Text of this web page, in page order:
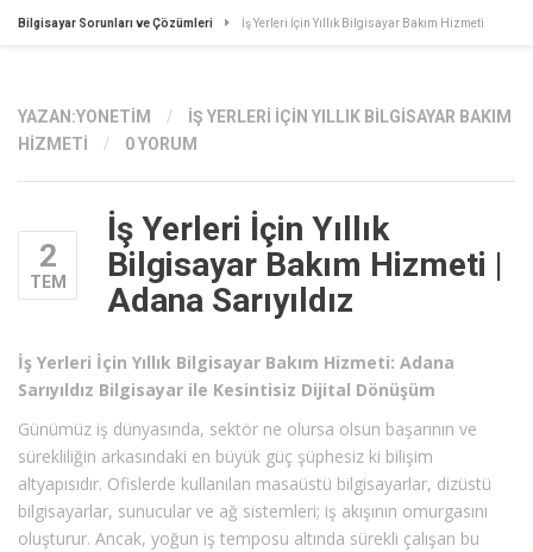
Bilgisayar Sorunları ve Çözümleri İş Yerleri İçin Yıllık Bilgisayar Bakım Hizmeti
YAZAN:YONETIM /
İŞ YERLERI İÇIN YILLIK BILGISAYAR BAKIM
HIZMETI
/ 0 YORUM
2
TEM
İş Yerleri İçin Yıllık
Bilgisayar Bakım Hizmeti |
Adana Sarıyıldız
İş Yerleri İçin Yıllık Bilgisayar Bakım Hizmeti: Adana
Sarıyıldız Bilgisayar ile Kesintisiz Dijital Dönüşüm
Günümüz iş dünyasında, sektör ne olursa olsun başarının ve
sürekliliğin arkasındaki en büyük güç şüphesiz ki bilişim
altyapısıdır. Ofislerde kullanılan masaüstü bilgisayarlar, dizüstü
bilgisayarlar, sunucular ve ağ sistemleri; iş akışının omurgasını
oluşturur. Ancak, yoğun iş temposu altında sürekli çalışan bu